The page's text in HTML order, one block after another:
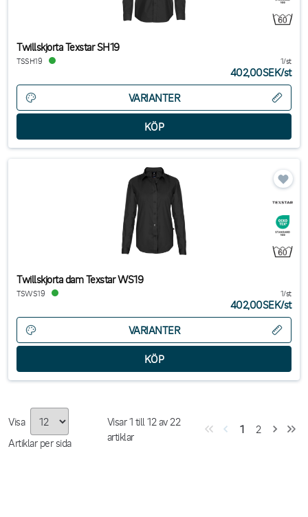
Twillskjorta Texstar SH19
TSSH19 1/st
402,00SEK/st
VARIANTER
Twillskjorta dam Texstar WS19
TSWS19 1/st
402,00SEK/st
VARIANTER
Visa
Artiklar per sida
Visar1 till12av 22
artiklar
1 2